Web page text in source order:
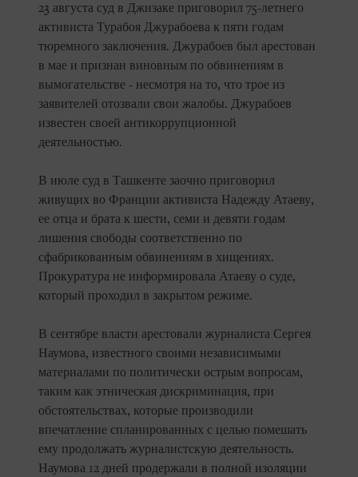
23 августа суд в Джизаке приговорил 75-летнего
активиста Турабоя Джурабоева к пяти годам
тюремного заключения. Джурабоев был арестован
в мае и признан виновным по обвинениям в
вымогательстве - несмотря на то, что трое из
заявителей отозвали свои жалобы. Джурабоев
известен своей антикоррупционной
деятельностью.
В июле суд в Ташкенте заочно приговорил
живущих во Франции активиста Надежду Атаеву,
ее отца и брата к шести, семи и девяти годам
лишения свободы соответственно по
сфабрикованным обвинениям в хищениях.
Прокуратура не информировала Атаеву о суде,
который проходил в закрытом режиме.
В сентябре власти арестовали журналиста Сергея
Наумова, известного своими независимыми
материалами по политически острым вопросам,
таким как этническая дискриминация, при
обстоятельствах, которые производили
впечатление спланированных с целью помешать
ему продолжать журналистскую деятельность.
Наумова 12 дней продержали в полной изоляции